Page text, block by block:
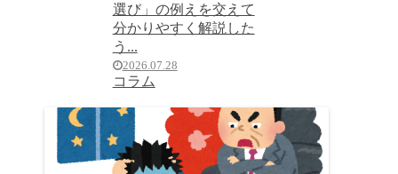
選び」の例えを交えて
分かりやすく解説した
う...
2026.07.28
コラム